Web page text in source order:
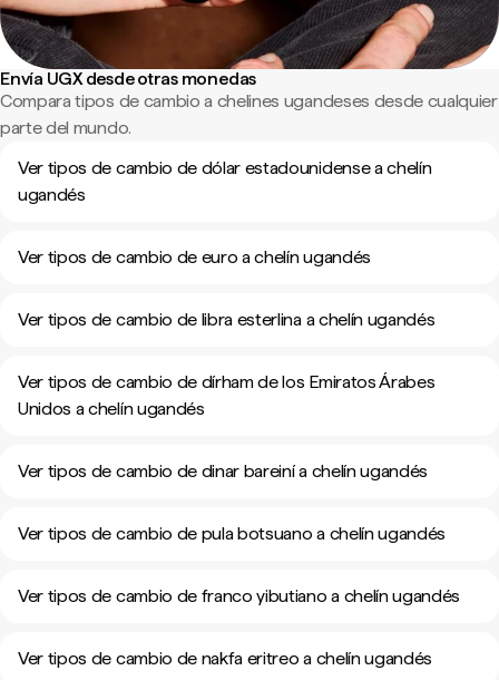
Envía UGX desde otras monedas
Compara tipos de cambio a chelines ugandeses desde cualquier
parte del mundo.
Ver tipos de cambio de dólar estadounidense a chelín
ugandés
Ver tipos de cambio de euro a chelín ugandés
Ver tipos de cambio de libra esterlina a chelín ugandés
Ver tipos de cambio de dírham de los Emiratos Árabes
Unidos a chelín ugandés
Ver tipos de cambio de dinar bareiní a chelín ugandés
Ver tipos de cambio de pula botsuano a chelín ugandés
Ver tipos de cambio de franco yibutiano a chelín ugandés
Ver tipos de cambio de nakfa eritreo a chelín ugandés